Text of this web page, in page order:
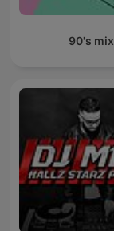
90's mix